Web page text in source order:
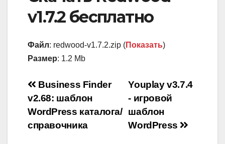
v1.7.2 бесплатно
Файл: redwood-v1.7.2.zip (Показать)
Размер: 1.2 Mb
Навигация
по
записям
Youplay v3.7.4
- игровой
шаблон
WordPress
Business Finder
v2.68: шаблон
WordPress каталога/
справочника